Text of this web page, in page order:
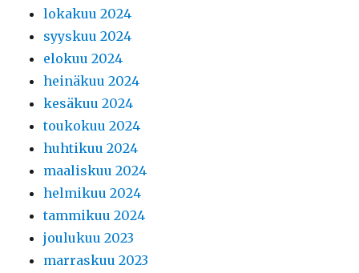
lokakuu 2024
syyskuu 2024
elokuu 2024
heinäkuu 2024
kesäkuu 2024
toukokuu 2024
huhtikuu 2024
maaliskuu 2024
helmikuu 2024
tammikuu 2024
joulukuu 2023
marraskuu 2023